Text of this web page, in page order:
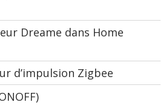
Dreame dans Home
d’impulsion Zigbee